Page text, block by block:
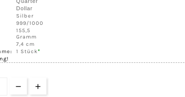
Dollar
Silber
999/1000
155,5
Gramm
7,4 cm
1 Stück*